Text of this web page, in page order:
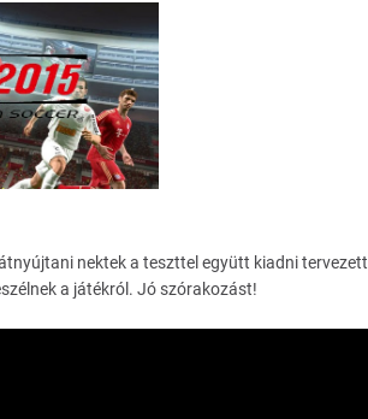
nektek a teszttel együtt kiadni tervezett
a játékról. Jó szórakozást!